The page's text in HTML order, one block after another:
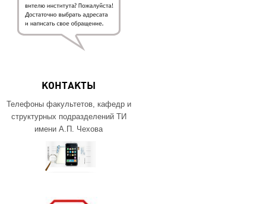
КОНТАКТЫ
Телефоны факультетов, кафедр и
структурных подразделений ТИ
имени А.П. Чехова